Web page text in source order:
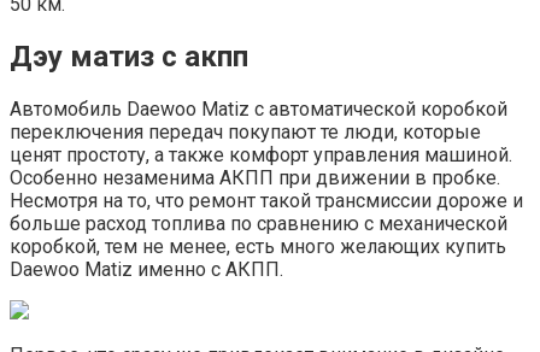
Дэу матиз с акпп
Автомобиль Daewoo Matiz с автоматической коробкой
переключения передач покупают те люди, которые
ценят простоту, а также комфорт управления машиной.
Особенно незаменима АКПП при движении в пробке.
Несмотря на то, что ремонт такой трансмиссии дороже и
больше расход топлива по сравнению с механической
коробкой, тем не менее, есть много желающих купить
Daewoo Matiz именно с АКПП.